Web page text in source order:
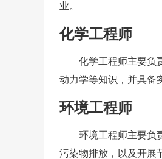
业。
化学工程师
化学工程师主要负
动力学等知识，并具备
环境工程师
环境工程师主要负
污染物排放，以及开展